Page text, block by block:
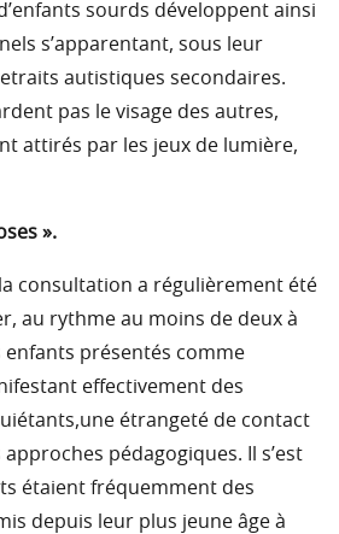
sourds développent ainsi
s’apparentant, sous leur
autistiques secondaires.
pas le visage des autres,
attirés par les jeux de lumière,
».
consultation a régulièrement été
au rythme au moins de deux à
enfants présentés comme
effectivement des
étrangeté de contact
pédagogiques. Il s’est
étaient fréquemment des
depuis leur plus jeune âge à